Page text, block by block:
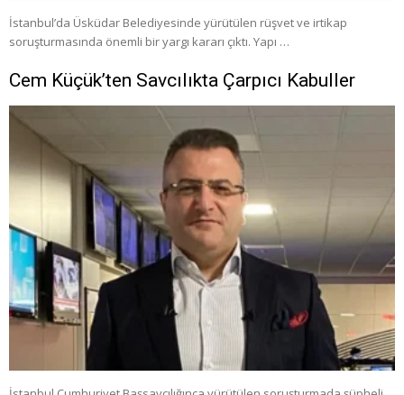
İstanbul’da Üsküdar Belediyesinde yürütülen rüşvet ve irtikap
soruşturmasında önemli bir yargı kararı çıktı. Yapı …
Cem Küçük’ten Savcılıkta Çarpıcı Kabuller